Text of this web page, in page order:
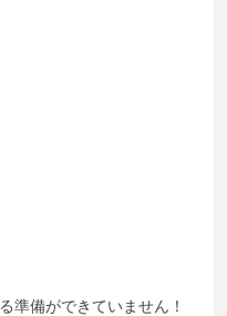
準備ができていません！